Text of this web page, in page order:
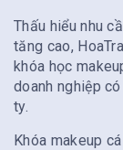
Thấu hiểu nhu
tăng cao,
khóa học
doanh nghiệp
ty.
Khóa makeup